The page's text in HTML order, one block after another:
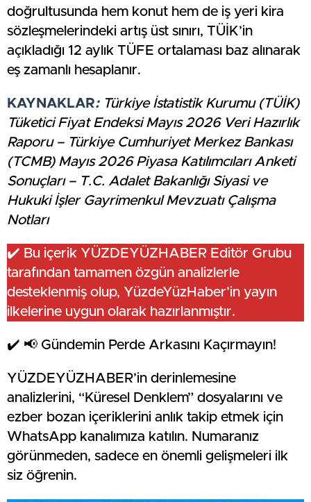
doğrultusunda hem konut hem de iş yeri kira
sözleşmelerindeki artış üst sınırı, TÜİK’in
açıkladığı 12 aylık TÜFE ortalaması baz alınarak
eş zamanlı hesaplanır.
KAYNAKLAR:Türkiye İstatistik Kurumu (TÜİK)
Tüketici Fiyat Endeksi Mayıs 2026 Veri Hazırlık
Raporu – Türkiye Cumhuriyet Merkez Bankası
(TCMB) Mayıs 2026 Piyasa Katılımcıları Anketi
Sonuçları – T.C. Adalet Bakanlığı Siyasi ve
Hukuki İşler Gayrimenkul Mevzuatı Çalışma
Notları
✔️ Bu içerik YÜZDEYÜZHABER Editör Grubu
tarafından tamamen özgün analizlerle
desteklenmiş olup, YüzdeYüzHaber’in yayın
ilkelerine uygun olarak hazırlanmıştır.
✔️ 📢 Gündemin Perde Arkasını Kaçırmayın!
YÜZDEYÜZHABER’in derinlemesine
analizlerini, “Küresel Denklem” dosyalarını ve
ezber bozan içeriklerini anlık takip etmek için
WhatsApp kanalımıza katılın. Numaranız
görünmeden, sadece en önemli gelişmeleri ilk
siz öğrenin.